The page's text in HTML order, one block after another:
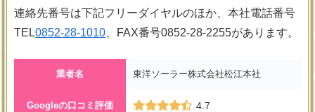
連絡先番号は下記フリーダイヤルのほか、本社電話番号
TEL0852-28-1010 、FAX番号0852-28-2255があります。
業者名 東洋ソーラー株式会社松江本社
Googleの口コミ評価 4.7